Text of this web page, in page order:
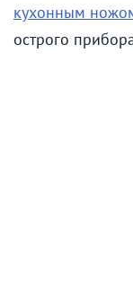
кухонным
острого